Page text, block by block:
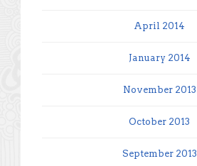
April 2014
January 2014
November 2013
October 2013
September 2013